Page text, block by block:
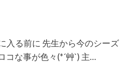
入る前に 先生から今のシーズ
コな事が色々(*´艸`) 主…